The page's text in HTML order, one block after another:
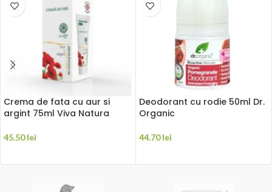
Crema de fata cu aur si
argint 75ml Viva Natura
45.50lei
Deodorant cu rodie 50ml Dr.
Organic
44.70lei